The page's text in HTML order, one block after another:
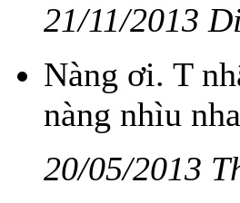
21/11/2013
Nàng ơi. T
nàng nhìu
20/05/2013